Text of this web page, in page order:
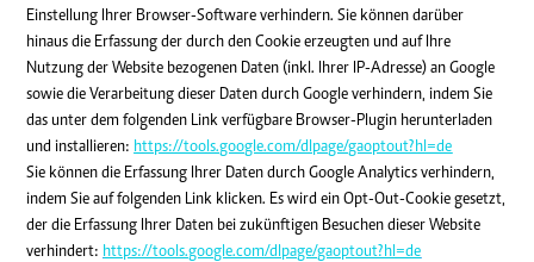
Einstellung Ihrer Browser-Software verhindern. Sie können darüber
hinaus die Erfassung der durch den Cookie erzeugten und auf Ihre
Nutzung der Website bezogenen Daten (inkl. Ihrer IP-Adresse) an Google
sowie die Verarbeitung dieser Daten durch Google verhindern, indem Sie
das unter dem folgenden Link verfügbare Browser-Plugin herunterladen
und installieren: https://tools.google.com/dlpage/gaoptout?hl=de
Sie können die Erfassung Ihrer Daten durch Google Analytics verhindern,
indem Sie auf folgenden Link klicken. Es wird ein Opt-Out-Cookie gesetzt,
der die Erfassung Ihrer Daten bei zukünftigen Besuchen dieser Website
verhindert: https://tools.google.com/dlpage/gaoptout?hl=de